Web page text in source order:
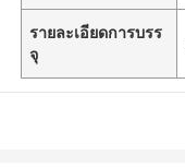
รายละเอียดการบรร
จุ